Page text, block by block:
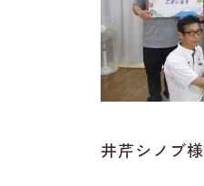
井芹シノブ様